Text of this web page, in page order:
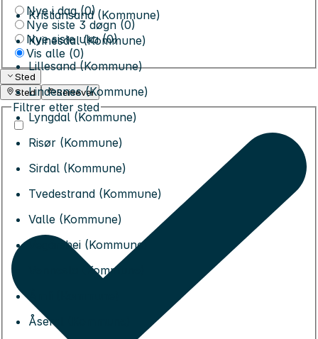
Kristiansand (Kommune)
Kvinesdal (Kommune)
Lillesand (Kommune)
Lindesnes (Kommune)
Lyngdal (Kommune)
Risør (Kommune)
Sirdal (Kommune)
Tvedestrand (Kommune)
Valle (Kommune)
Vegårshei (Kommune)
Vennesla (Kommune)
Åseral (Kommune)
Nye i dag (0)
Nye siste 3 døgn (0)
Nye siste uka (0)
Vis alle (0)
Sted
Sted
Reisevei
Filtrer etter sted